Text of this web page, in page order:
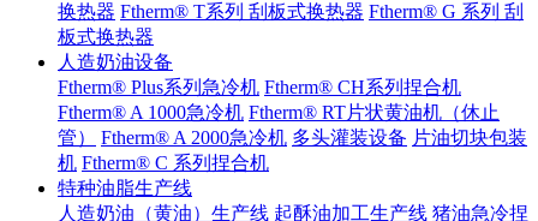
换热器 Ftherm® T系列 刮板式换热器 Ftherm® G 系列 刮
板式换热器
人造奶油设备
Ftherm® Plus系列急冷机 Ftherm® CH系列捏合机
Ftherm® A 1000急冷机 Ftherm® RT片状黄油机（休止
管）
Ftherm® A 2000急冷机 多头灌装设备 片油切块包装
机 Ftherm® C 系列捏合机
特种油脂生产线
人造奶油（黄油）生产线 起酥油加工生产线 猪油急冷捏